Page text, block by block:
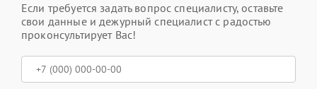
Если требуется задать вопрос специалисту, оставьте
свои данные и дежурный специалист с радостью
проконсультирует Вас!